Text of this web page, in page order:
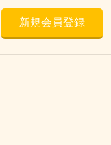
新規会員登録